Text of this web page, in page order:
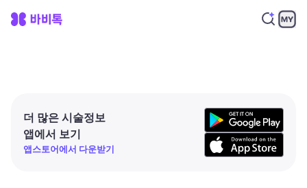
더 많은 시술정보
앱에서 보기
앱스토어에서 다운받기